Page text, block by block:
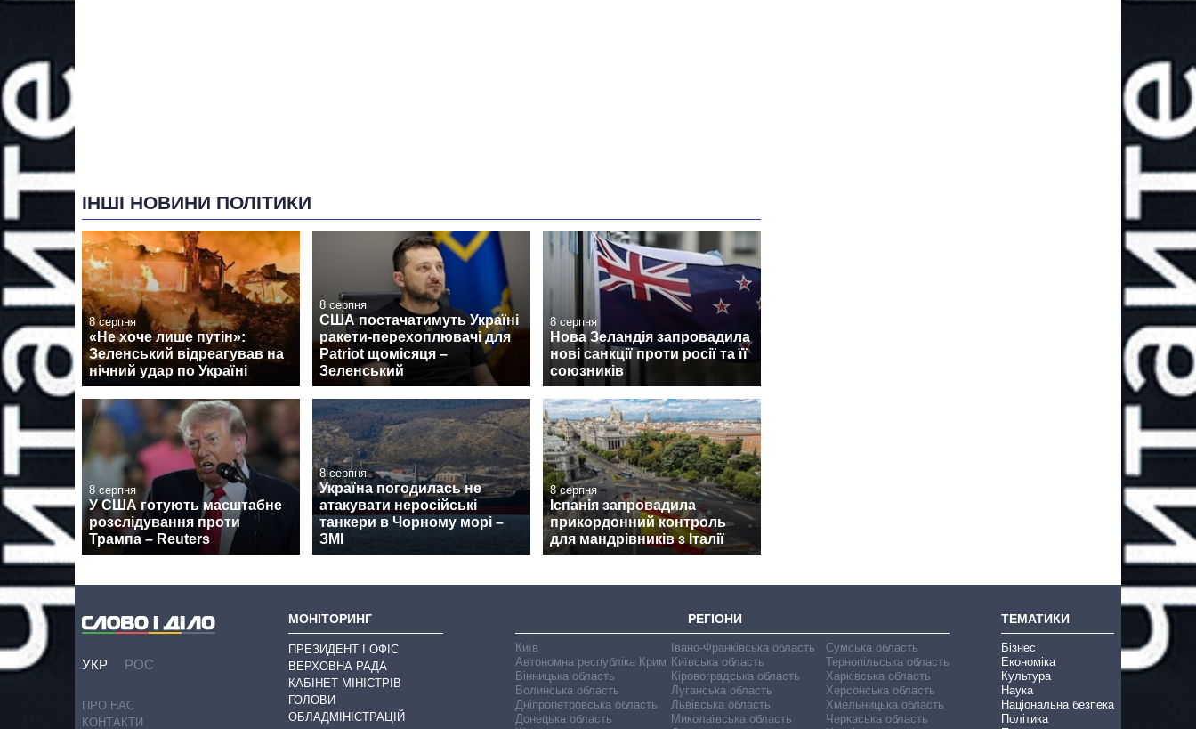
ІНШІ НОВИНИ ПОЛІТИКИ
8 серпня
«Не хоче лише путін»:
Зеленський відреагував на
нічний удар по Україні
8 серпня
США постачатимуть Україні
ракети-перехоплювачі для
Patriot щомісяця –
Зеленський
8 серпня
Нова Зеландія запровадила
нові санкції проти росії та її
союзників
8 серпня
У США готують масштабне
розслідування проти
Трампа – Reuters
8 серпня
Україна погодилась не
атакувати неросійські
танкери в Чорному морі –
ЗМІ
8 серпня
Іспанія запровадила
прикордонний контроль
для мандрівників з Італії
УКР РОС
ПРО НАС
КОНТАКТИ
МОНІТОРИНГ
ПРЕЗИДЕНТ І ОФІС
ВЕРХОВНА РАДА
КАБІНЕТ МІНІСТРІВ
ГОЛОВИ
ОБЛАДМІНІСТРАЦІЙ
РЕГІОНИ
Київ
Автономна республіка Крим
Вінницька область
Волинська область
Дніпропетровська область
Донецька область
Івано-Франківська область
Київська область
Кіровоградська область
Луганська область
Львівська область
Миколаївська область
Сумська область
Тернопільська область
Харківська область
Херсонська область
Хмельницька область
Черкаська область
ТЕМАТИКИ
Бізнес
Економіка
Культура
Наука
Національна безпека
Політика